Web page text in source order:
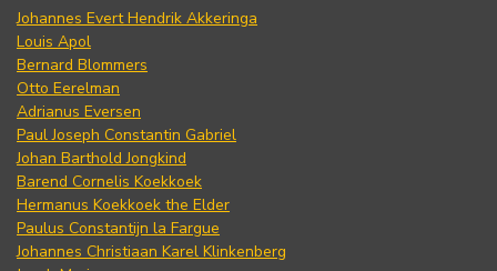
Johannes Evert Hendrik Akkeringa
Louis Apol
Bernard Blommers
Otto Eerelman
Adrianus Eversen
Paul Joseph Constantin Gabriel
Johan Barthold Jongkind
Barend Cornelis Koekkoek
Hermanus Koekkoek the Elder
Paulus Constantijn la Fargue
Johannes Christiaan Karel Klinkenberg